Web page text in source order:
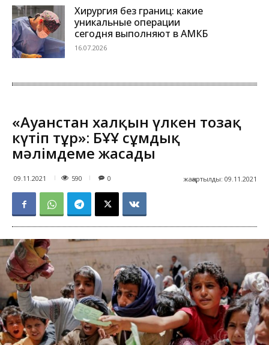
Хирургия без границ: какие
уникальные операции
сегодня выполняют в АМКБ
16.07.2026